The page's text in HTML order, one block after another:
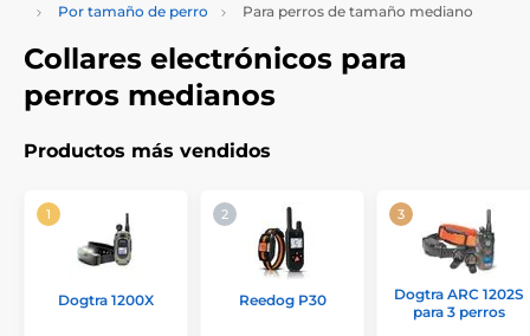
Por tamaño de perro
Para perros de tamaño mediano
Collares electrónicos para
perros medianos
Productos más vendidos
Dogtra 1200X Reedog P30
Dogtra ARC 1202S
para 3 perros